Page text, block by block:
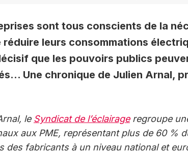
sont tous conscients de la
leurs consommations
que les pouvoirs publics
Une chronique de Julien Arnal,
le Syndicat de l’éclairageregroupe
aux PME, représentant plus de 60 %
des fabricants à un niveau national et